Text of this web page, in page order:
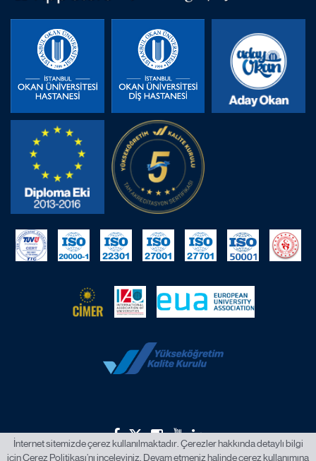
İnternet sitemizde çerez kullanılmaktadır. Çerezler hakkında detaylı bilgi
içinÇerez Politikası’nı inceleyiniz. Devam etmeniz halinde çerez kullanımına